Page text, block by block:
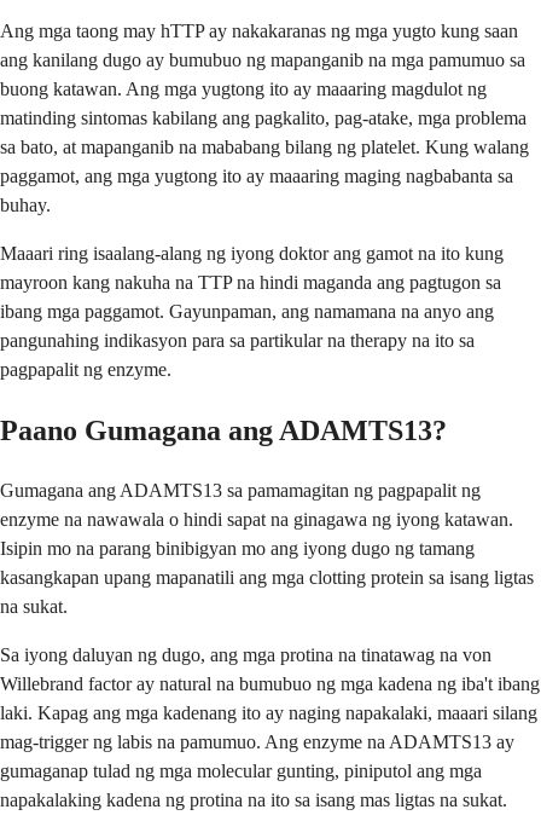
Ang mga taong may hTTP ay nakakaranas ng mga yugto kung saan
ang kanilang dugo ay bumubuo ng mapanganib na mga pamumuo sa
buong katawan. Ang mga yugtong ito ay maaaring magdulot ng
matinding sintomas kabilang ang pagkalito, pag-atake, mga problema
sa bato, at mapanganib na mababang bilang ng platelet. Kung walang
paggamot, ang mga yugtong ito ay maaaring maging nagbabanta sa
buhay.
Maaari ring isaalang-alang ng iyong doktor ang gamot na ito kung
mayroon kang nakuha na TTP na hindi maganda ang pagtugon sa
ibang mga paggamot. Gayunpaman, ang namamana na anyo ang
pangunahing indikasyon para sa partikular na therapy na ito sa
pagpapalit ng enzyme.
Paano Gumagana ang ADAMTS13?
Gumagana ang ADAMTS13 sa pamamagitan ng pagpapalit ng
enzyme na nawawala o hindi sapat na ginagawa ng iyong katawan.
Isipin mo na parang binibigyan mo ang iyong dugo ng tamang
kasangkapan upang mapanatili ang mga clotting protein sa isang ligtas
na sukat.
Sa iyong daluyan ng dugo, ang mga protina na tinatawag na von
Willebrand factor ay natural na bumubuo ng mga kadena ng iba't ibang
laki. Kapag ang mga kadenang ito ay naging napakalaki, maaari silang
mag-trigger ng labis na pamumuo. Ang enzyme na ADAMTS13 ay
gumaganap tulad ng mga molecular gunting, piniputol ang mga
napakalaking kadena ng protina na ito sa isang mas ligtas na sukat.